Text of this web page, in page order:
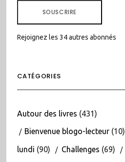
SOUSCRIRE
Rejoignez les 34 autres abonnés
CATÉGORIES
Autour des livres (431)
Bienvenue blogo-lecteur(10)
lundi (90) Challenges (69)